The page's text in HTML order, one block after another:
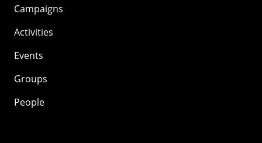
Campaigns
Activities
Events
Groups
People